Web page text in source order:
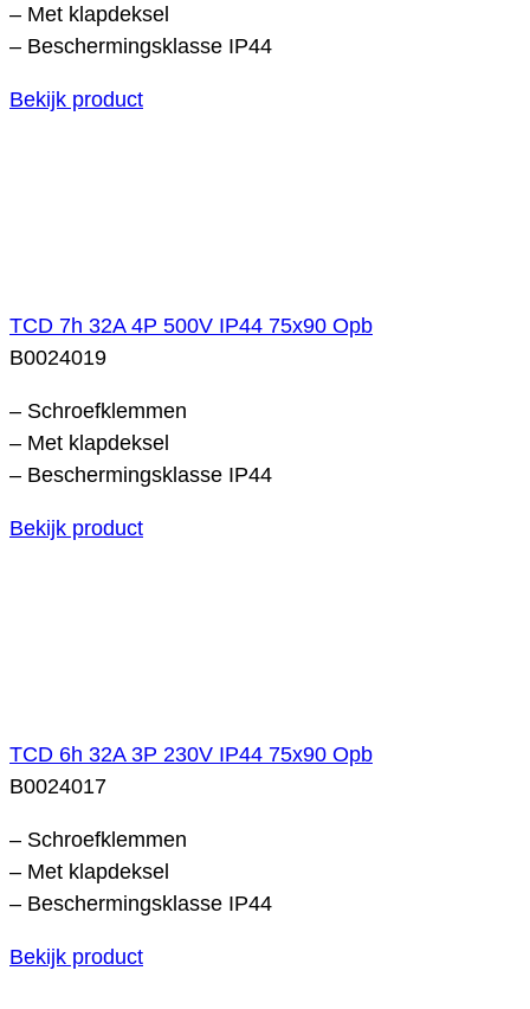
– Met klapdeksel
– Beschermingsklasse IP44
Bekijk product
TCD 7h 32A 4P 500V IP44 75x90 Opb
B0024019
– Schroefklemmen
– Met klapdeksel
– Beschermingsklasse IP44
Bekijk product
TCD 6h 32A 3P 230V IP44 75x90 Opb
B0024017
– Schroefklemmen
– Met klapdeksel
– Beschermingsklasse IP44
Bekijk product